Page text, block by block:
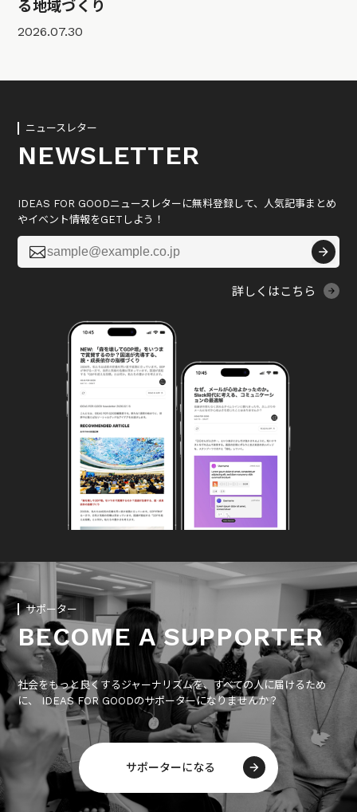
る地域づくり
2026.07.30
ニュースレター
NEWSLETTER
IDEAS FOR GOODニュースレターに無料登録して、人気記事まとめ
やイベント情報をGETしよう！

詳しくはこちら
サポーター
BECOME A SUPPORTER
社会をもっと良くするジャーナリズムを、すべての人に届けるため
に、 IDEAS FOR GOODのサポーターになりませんか？
サポーターになる